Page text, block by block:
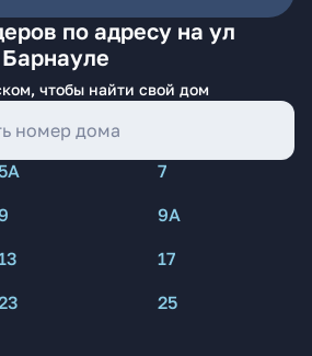
по адресу на ул
чтобы найти свой дом
5А
7
9А
17
25